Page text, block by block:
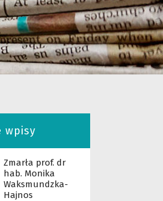
wpisy
Zmarła prof. dr
hab. Monika
Waksmundzka-
Hajnos